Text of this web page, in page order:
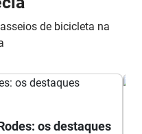
de bicicleta na
os destaques